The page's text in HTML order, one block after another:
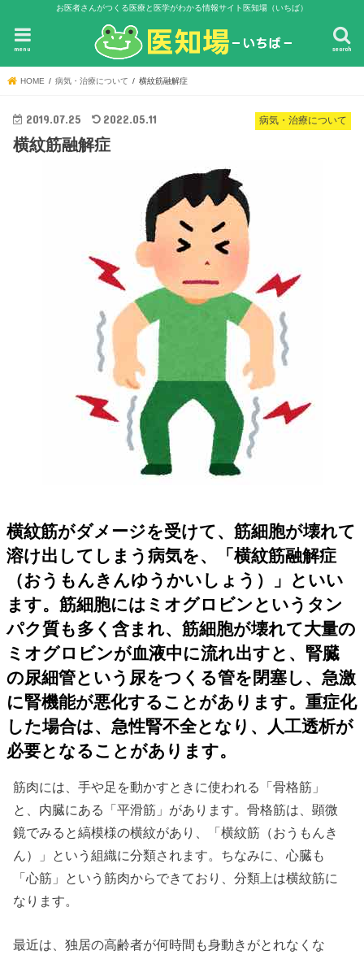
お医者さんがつくる医療と医学がわかる情報サイト医知場（いちば）
search
menu
HOME 病気・治療について 横紋筋融解症
病気・治療について
2019.07.25 2022.05.11
横紋筋融解症
横紋筋がダメージを受けて、筋細胞が壊れて
溶け出してしまう病気を、「横紋筋融解症
（おうもんきんゆうかいしょう）」といい
ます。筋細胞にはミオグロビンというタン
パク質も多く含まれ、筋細胞が壊れて大量の
ミオグロビンが血液中に流れ出すと、腎臓
の尿細管という尿をつくる管を閉塞し、急激
に腎機能が悪化することがあります。重症化
した場合は、急性腎不全となり、人工透析が
必要となることがあります。
筋肉には、手や足を動かすときに使われる「骨格筋」
と、内臓にある「平滑筋」があります。骨格筋は、顕微
鏡でみると縞模様の横紋があり、「横紋筋（おうもんき
ん）」という組織に分類されます。ちなみに、心臓も
「心筋」という筋肉からできており、分類上は横紋筋に
なります。
最近は、独居の高齢者が何時間も身動きがとれなくな